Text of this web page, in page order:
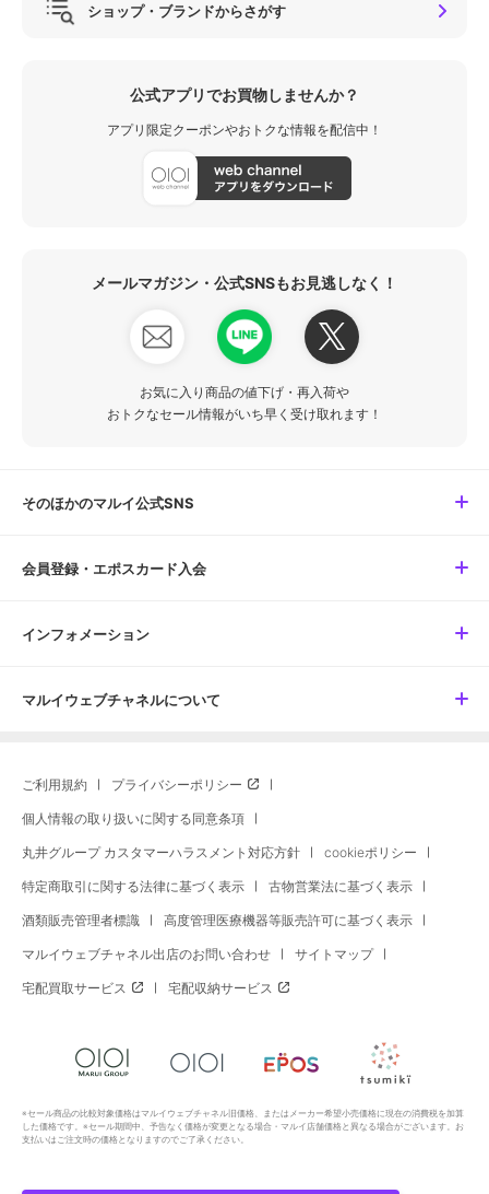
ショップ・ブランドからさがす
公式アプリでお買物しませんか？
アプリ限定クーポンやおトクな情報を配信中！
メールマガジン・公式SNSもお見逃しなく！
お気に入り商品の値下げ・再入荷や
おトクなセール情報がいち早く受け取れます！
そのほかのマルイ公式SNS
会員登録・エポスカード入会
インフォメーション
マルイウェブチャネルについて
ご利用規約 プライバシーポリシー
個人情報の取り扱いに関する同意条項
丸井グループ カスタマーハラスメント対応方針 cookieポリシー
特定商取引に関する法律に基づく表示 古物営業法に基づく表示
酒類販売管理者標識 高度管理医療機器等販売許可に基づく表示
マルイウェブチャネル出店のお問い合わせ サイトマップ
宅配買取サービス 宅配収納サービス
※セール商品の比較対象価格はマルイウェブチャネル旧価格、またはメーカー希望小売価格に現在の消費税を加算
した価格です。※セール期間中、予告なく価格が変更となる場合・マルイ店舗価格と異なる場合がございます。お
支払いはご注文時の価格となりますのでご了承ください。